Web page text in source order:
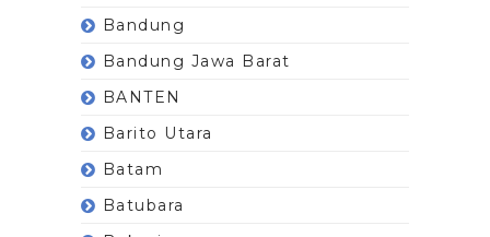
Bandung
Bandung Jawa Barat
BANTEN
Barito Utara
Batam
Batubara